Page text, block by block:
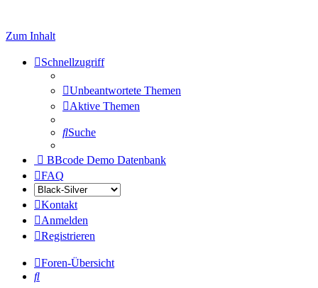
Zum Inhalt
Schnellzugriff
Unbeantwortete Themen
Aktive Themen
Suche
BBcode Demo Datenbank
FAQ
Kontakt
Anmelden
Registrieren
Foren-Übersicht
Suche